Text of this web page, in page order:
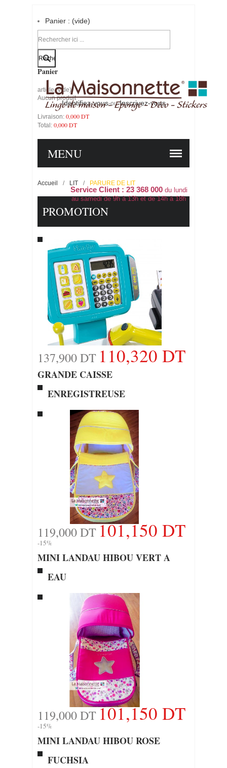
Identifiez-vous-ou-Inscrivez-vous
Panier : (vide)
Votre compte
Panier
article (vide)
Aucun produit
Livraison: 0,000 DT
Total: 0,000 DT
Service Client : 23 368 000du lundi
au samedi de 9h à 13h et de 14h à 18h
MENU
Accueil / LIT / PARURE DE LIT
PROMOTION
137,900 DT 110,320 DT
GRANDE CAISSE
ENREGISTREUSE
119,000 DT101,150 DT
-15%
MINI LANDAU HIBOU VERT A
EAU
119,000 DT101,150 DT
-15%
MINI LANDAU HIBOU ROSE
FUCHSIA